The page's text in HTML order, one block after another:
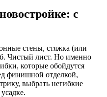
с
стены, стяжка (или
Чистый лист. Но именно
которые обойдутся
финишной отделкой,
выбрать негибкие